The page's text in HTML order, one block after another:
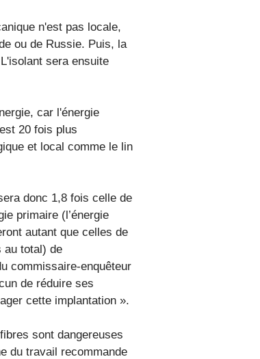
n'est pas locale,
ou de Russie. Puis, la
sera ensuite
car l'énergie
20 fois plus
et local comme le lin
donc 1,8 fois celle de
primaire (l’énergie
autant que celles de
au total) de
commissaire-enquêteur
de réduire ses
cette implantation ».
sont dangereuses
du travail recommande